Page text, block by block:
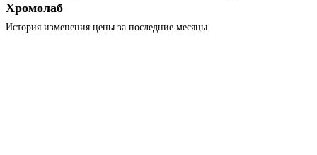
Хромолаб
История изменения цены за последние месяцы